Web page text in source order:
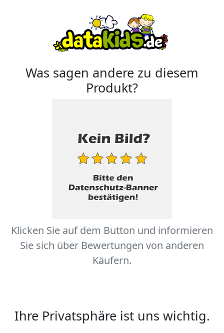
Was sagen andere zu diesem
Produkt?
Klicken Sie auf dem Button und informieren
Sie sich über Bewertungen von anderen
Käufern.
Ihre Privatsphäre ist uns wichtig.